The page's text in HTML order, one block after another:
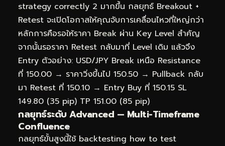
strategy correctly 2 มากขึ้น กลยุทธ์ Breakout +
Retest จะเปิดโอกาสให้คุณจับการเคลื่อนไหวที่ใหญ่กว่า
หลักการคือรอให้ราคา Break ผ่าน Key Level สำคัญ
จากนั้นรอราคา Retest กลับมาที่ Level เดิม แล้วจึง
Entry ตัวอย่าง: USD/JPY Break เหนือ Resistance
ที่ 150.00 → ราคาวิ่งขึ้นไป 150.50 → Pullback กลับ
มา Retest ที่ 150.10 → Entry Buy ที่ 150.15 SL
149.80 (35 pip) TP 151.00 (85 pip)
กลยุทธ์ระดับ Advanced — Multi-Timeframe
Confluence
กลยุทธ์ขั้นสูงนี้ใช้ backtesting how to test